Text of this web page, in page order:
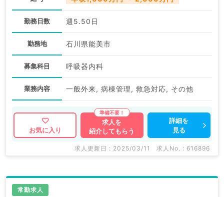
勤務日数 週5.50日
勤務地 石川県能美市
募集科目 呼吸器内科
業務内容 一般外来, 病棟管理, 救急対応, その他
お気に入り
求人を
紹介してもらう
詳細を
見る
求人更新日 : 2025/03/11 求人No. : 616896
常勤求人